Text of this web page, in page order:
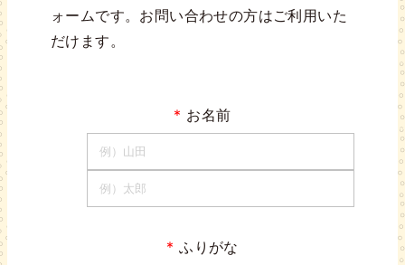
ォームです。お問い合わせの方はご利用いた
だけます。
* お名前
* ふりがな